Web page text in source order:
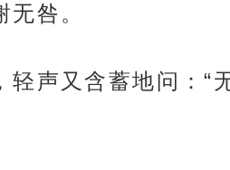
咎。
声又含蓄地问：“